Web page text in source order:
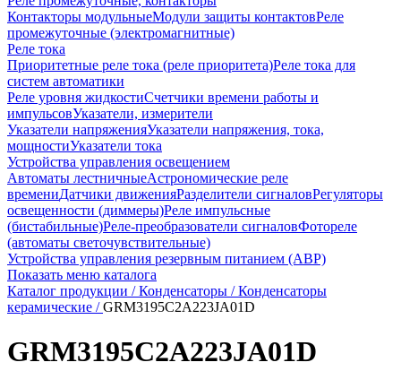
Контакторы модульныеМодули защиты контактовРеле
промежуточные (электромагнитные)
Реле тока
Приоритетные реле тока (реле приоритета)Реле тока для
систем автоматики
Реле уровня жидкостиСчетчики времени работы и
импульсовУказатели, измерители
Указатели напряженияУказатели напряжения, тока,
мощностиУказатели тока
Устройства управления освещением
Автоматы лестничныеАстрономические реле
времениДатчики движенияРазделители сигналовРегуляторы
освещенности (диммеры)Реле импульсные
(бистабильные)Реле-преобразователи сигналовФотореле
(автоматы светочувствительные)
Устройства управления резервным питанием (АВР)
Показать меню каталога
Каталог продукции /Конденсаторы /Конденсаторы
керамические /GRM3195C2A223JA01D
GRM3195C2A223JA01D